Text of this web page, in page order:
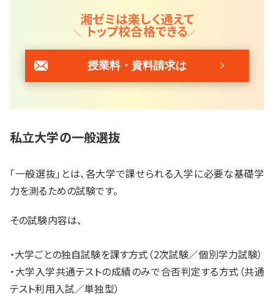
湘ゼミは楽しく通えて
トップ校合格できる
授業料・資料請求は
私立大学の一般選抜
「一般選抜」とは、各大学で課せられる入学に必要な基礎学
力を測るための試験です。
その試験内容は、
・大学ごとの独自試験を課す方式（2次試験／個別学力試験）
・大学入学共通テストの成績のみで合否判定する方式（共通
テスト利用入試／単独型）